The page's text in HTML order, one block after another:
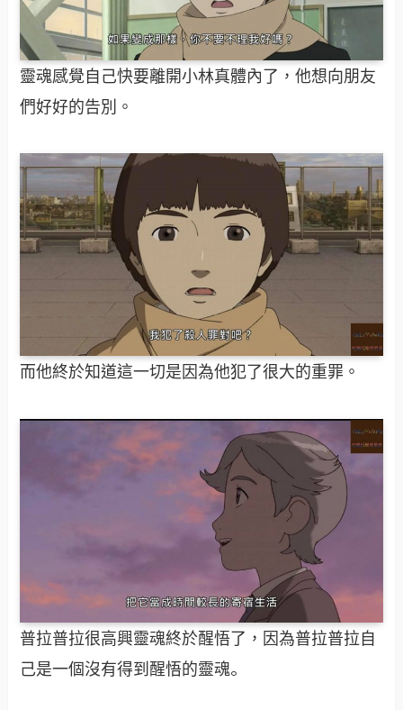
靈魂感覺自己快要離開小林真體內了，他想向朋友
們好好的告別。
而他終於知道這一切是因為他犯了很大的重罪。
普拉普拉很高興靈魂終於醒悟了，因為普拉普拉自
己是一個沒有得到醒悟的靈魂。